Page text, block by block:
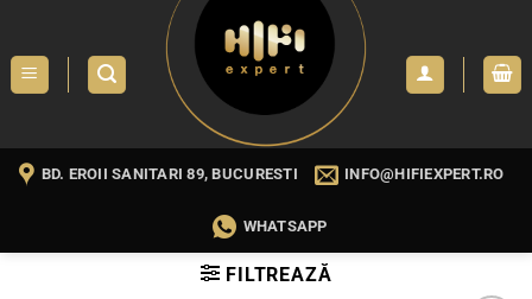
content
BD. EROII SANITARI 89, BUCURESTI INFO@HIFIEXPERT.RO
WHATSAPP
FILTREAZĂ